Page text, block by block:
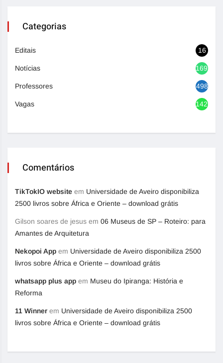
Categorias
Editais 16
Notícias 1692
Professores 498
Vagas 1420
Comentários
TikTokIO website em Universidade de Aveiro disponibiliza
2500 livros sobre África e Oriente – download grátis
Gilson soares de jesus em 06 Museus de SP – Roteiro: para
Amantes de Arquitetura
Nekopoi App em Universidade de Aveiro disponibiliza 2500
livros sobre África e Oriente – download grátis
whatsapp plus app em Museu do Ipiranga: História e
Reforma
11 Winner em Universidade de Aveiro disponibiliza 2500
livros sobre África e Oriente – download grátis